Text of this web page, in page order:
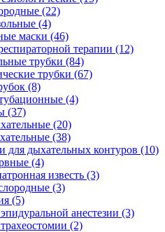
(22)
(4)
маски (46)
терапии (12)
трубки (84)
трубки (67)
(8)
(4)
(37)
(20)
(38)
для дыхательных контуров (10)
(4)
известь (3)
(3)
(5)
анестезии (3)
(2)